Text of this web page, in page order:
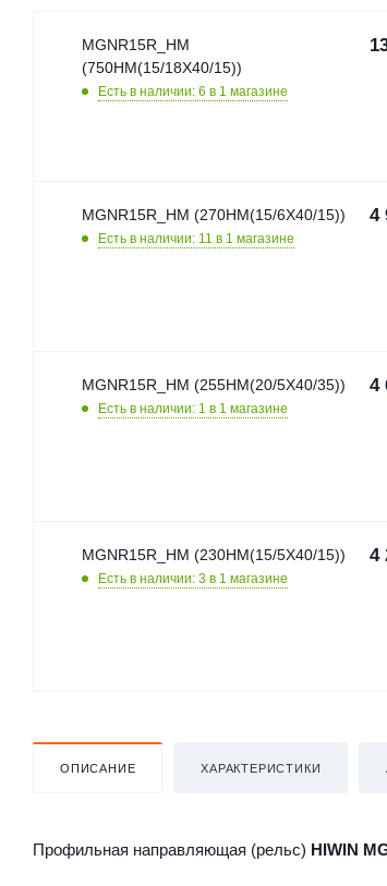
MGNR15R_HM
(750HM(15/18X40/15))
Есть в наличии: 6 в 1 магазине
MGNR15R_HM (270HM(15/6X40/15))
Есть в наличии: 11 в 1 магазине
4
MGNR15R_HM (255HM(20/5X40/35))
Есть в наличии: 1 в 1 магазине
4
MGNR15R_HM (230HM(15/5X40/15))
Есть в наличии: 3 в 1 магазине
4
ОПИСАНИЕ ХАРАКТЕРИСТИКИ
Профильная направляющая (рельс) HIWIN